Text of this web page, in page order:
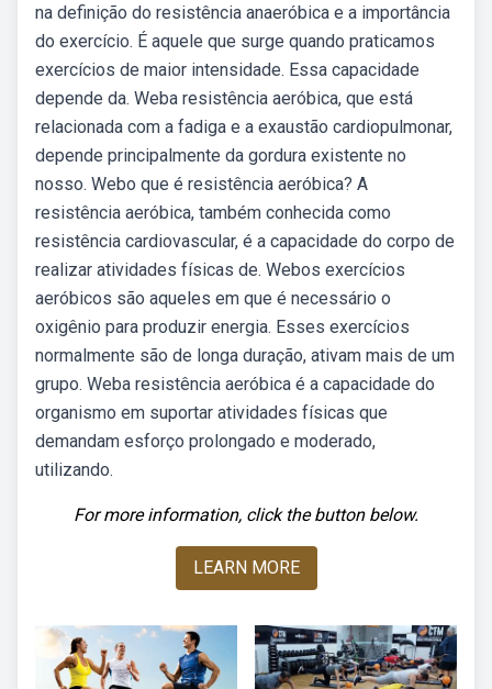
na definição do resistência anaeróbica e a importância
do exercício. É aquele que surge quando praticamos
exercícios de maior intensidade. Essa capacidade
depende da. Weba resistência aeróbica, que está
relacionada com a fadiga e a exaustão cardiopulmonar,
depende principalmente da gordura existente no
nosso. Webo que é resistência aeróbica? A
resistência aeróbica, também conhecida como
resistência cardiovascular, é a capacidade do corpo de
realizar atividades físicas de. Webos exercícios
aeróbicos são aqueles em que é necessário o
oxigênio para produzir energia. Esses exercícios
normalmente são de longa duração, ativam mais de um
grupo. Weba resistência aeróbica é a capacidade do
organismo em suportar atividades físicas que
demandam esforço prolongado e moderado,
utilizando.
For more information, click the button below.
LEARN MORE